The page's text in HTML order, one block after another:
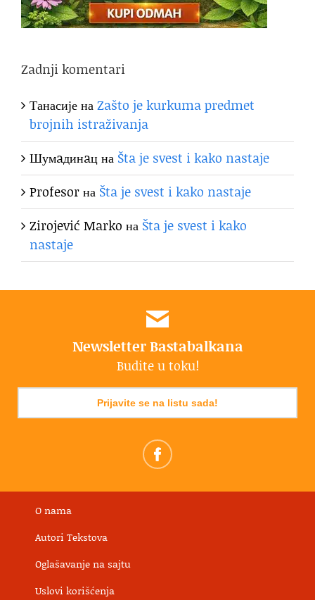
Zadnji komentari
ТанасијенаZašto je kurkuma predmet
brojnih istraživanja
Шумaдинaцна Šta je svest i kako nastaje
Profesorна Šta je svest i kako nastaje
Zirojević Marko на Šta je svest i kako
nastaje
Newsletter Bastabalkana
Budite u toku!
Prijavite se na listu sada!
O nama
Autori Tekstova
Oglašavanje na sajtu
Uslovi korišćenja